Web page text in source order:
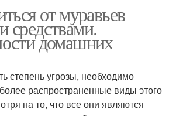
от муравьев
средствами.
домашних
степень угрозы, необходимо
распространенные виды этого
на то, что все они являются